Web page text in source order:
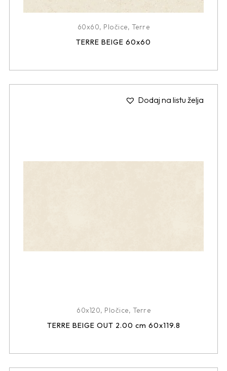
60x60, Pločice, Terre
TERRE BEIGE 60x60
Dodaj na listu želja
60x120, Pločice, Terre
TERRE BEIGE OUT 2.00 cm 60x119.8